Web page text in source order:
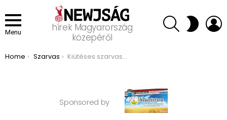
Menu
hírek Magyarország
közepéről
SEARCH SWITCH
SKIN
You are here:
Home Szarvas Kiütéses szarvasi siker a szomszédvári rangadón: Egy karnyújtásnyira a bajnoki cím
Sponsored by